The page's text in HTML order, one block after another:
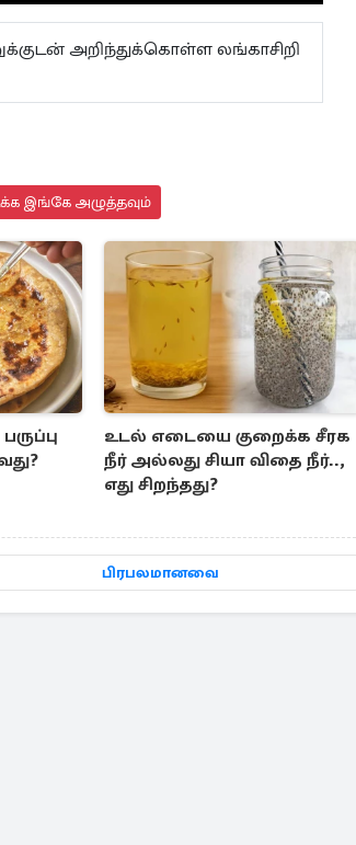
அறிந்துக்கொள்ள லங்காசிறி
இங்கே அழுத்தவும்
உடல் எடையை குறைக்க சீரக
நீர் அல்லது சியா விதை நீர்..,
எது சிறந்தது?
பிரபலமானவை